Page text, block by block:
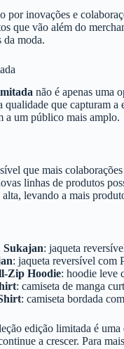
por inovações e
que vão além do
da moda.
não é apenas uma
que capturam
a um público mais amplo.
que mais
linhas de produtos
levando a mais
Sukajan: jaqueta
: jaqueta reversível com
Zip Hoodie: hoodie leve
: camiseta de manga
: camiseta bordada
edição limitada é
a crescer. Para